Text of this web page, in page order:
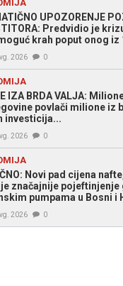
UPOZORENJE
Predvidio je
krah poput onog iz
2026 0
IZA BRDA VALJA:
povlači milione iz
investicija...
2026 0
Novi pad cijena
značajnije pojeftinjenje
pumpama u Bosni i
2026 0